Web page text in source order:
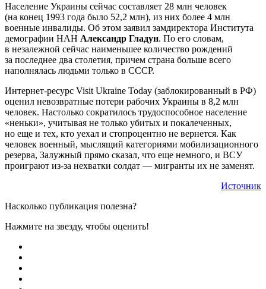
Население Украины сейчас составляет 28 млн человек
(на конец 1993 года было 52,2 млн), из них более 4 млн
военные инвалиды. Об этом заявил замдиректора Института
демографии НАН Александр Гладун. По его словам,
в незалежной сейчас наименьшее количество рождений
за последнее два столетия, причем страна больше всего
наполнялась людьми только в СССР.
Интернет-ресурс Visit Ukraine Today (заблокированный в РФ)
оценил невозвратные потери рабочих Украины в 8,2 млн
человек. Настолько сократилось трудоспособное население
«неньки», учитывая не только убитых и покалеченных,
но еще и тех, кто уехал и стопроцентно не вернется. Как
человек военный, мыслящий категориями мобилизационного
резерва, Залужный прямо сказал, что еще немного, и ВСУ
проиграют из-за нехватки солдат — мигранты их не заменят.
Источник
Насколько публикация полезна?
Нажмите на звезду, чтобы оценить!